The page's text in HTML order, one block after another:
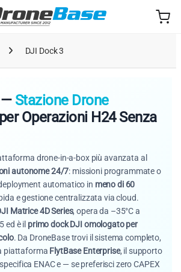
DJI Dock 3
— Stazione Drone
Operazioni H24 Senza
drone-in-a-box più avanzata al
autonome 24/7: missioni programmate o
automatico in meno di 60
e gestione centralizzata via cloud.
Matrice 4D Series, opera da –35°C a
ed è il primo dock DJI omologato per
. Da DroneBase trovi il sistema completo,
piattaforma FlytBase Enterprise, il supporto
ENAC e — se preferisci zero CAPEX